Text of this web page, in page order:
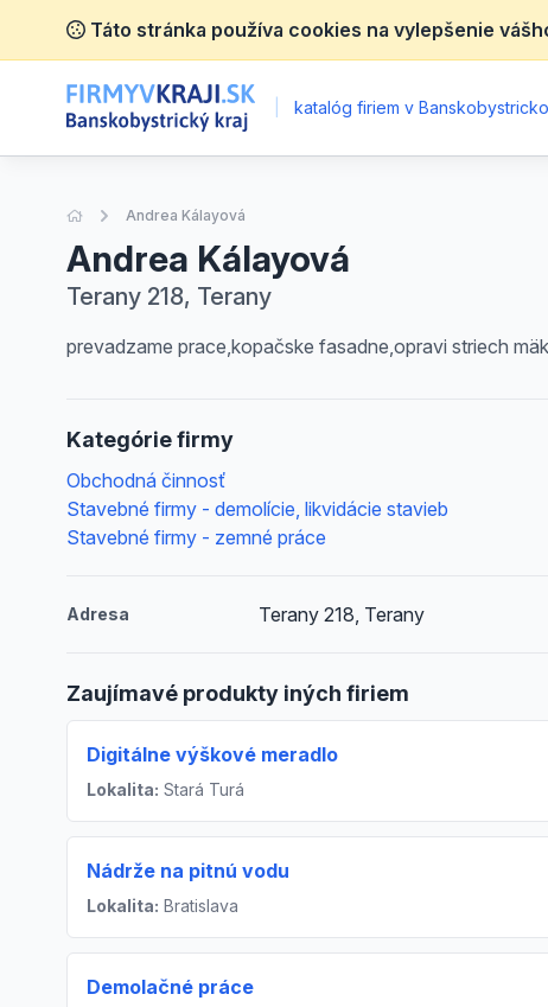
Táto stránka používa cookies na vylepšenie
katalóg firiem v
Úvodná stránka
Andrea Kálayová
Andrea Kálayová
Terany 218, Terany
prevadzame prace,kopačske fasadne,opravi striech
Kategórie firmy
Obchodná činnosť
Stavebné firmy - demolície, likvidácie stavieb
Stavebné firmy - zemné práce
Adresa Terany 218, Terany
Zaujímavé produkty iných firiem
Digitálne výškové meradlo
Lokalita: Stará Turá
Nádrže na pitnú vodu
Lokalita: Bratislava
Demolačné práce